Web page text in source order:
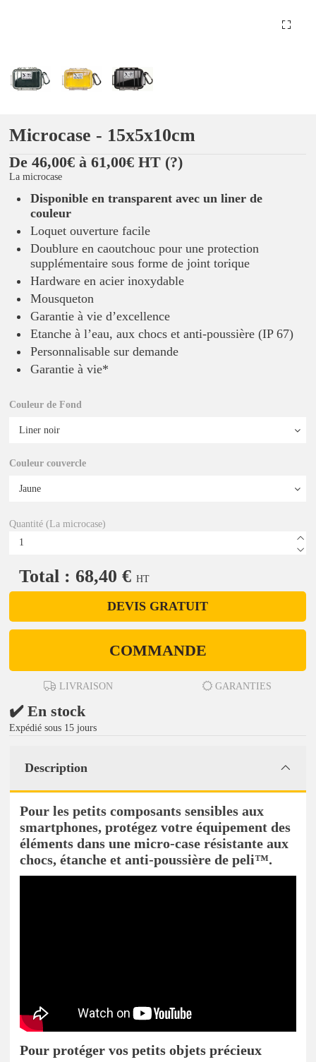
Microcase - 15x5x10cm
De 46,00€ à 61,00€ HT (?)
La microcase
Disponible en transparent avec un liner de
couleur
Loquet ouverture facile
Doublure en caoutchouc pour une protection
supplémentaire sous forme de joint torique
Hardware en acier inoxydable
Mousqueton
Garantie à vie d’excellence
Etanche à l’eau, aux chocs et anti-poussière (IP 67)
Personnalisable sur demande
Garantie à vie*
Couleur de Fond
Couleur couvercle
Quantité (La microcase)
Total : 68,40 € HT
DEVIS GRATUIT
COMMANDE
LIVRAISON GARANTIES
✔️ En stock
Expédié sous 15 jours
Description
Pour les petits composants sensibles aux
smartphones, protégez votre équipement des
éléments dans une micro-case résistante aux
chocs, étanche et anti-poussière de peli™.
Pour protéger vos petits objets précieux